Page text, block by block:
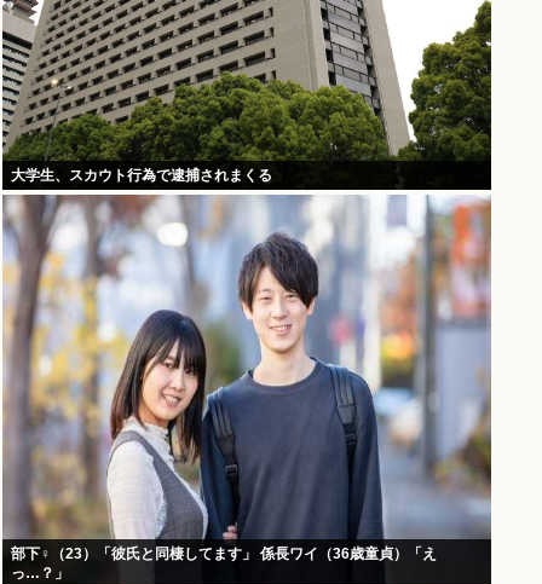
大学生、スカウト行為で逮捕されまくる
部下♀（23）「彼氏と同棲してます」 係長ワイ（36歳童貞）「え
っ…？」